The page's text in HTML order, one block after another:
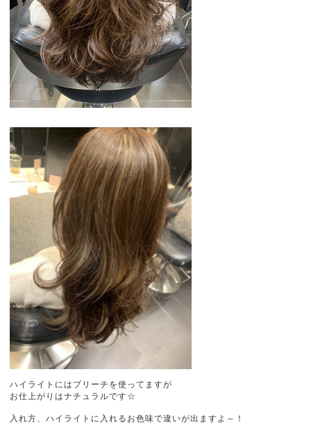
ハイライトにはブリーチを使ってますが
お仕上がりはナチュラルです☆
入れ方、ハイライトに入れるお色味で違いが出ますよ～！